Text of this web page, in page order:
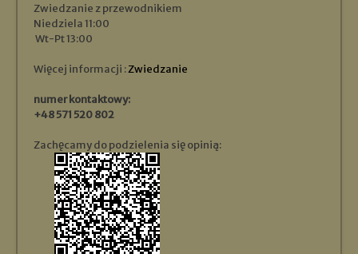
Zwiedzanie z przewodnikiem
Niedziela 11:00
Wt-Pt 13:00
Więcej informacji :Zwiedzanie
numer kontaktowy:
+48 571 520 802
Zachęcamy do podzielenia się opinią: